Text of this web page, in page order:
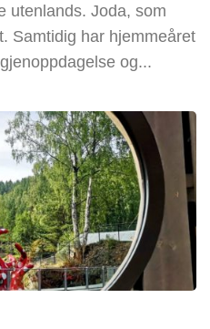
utenlands. Joda, som
Samtidig har hjemmeåret
og...